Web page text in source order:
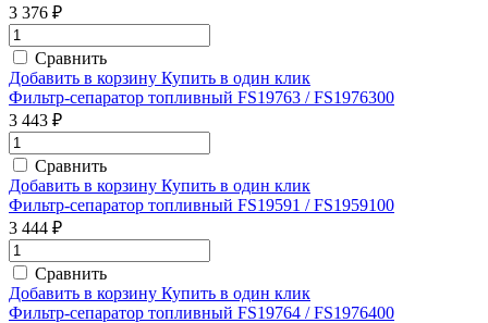
3 376 ₽
Сравнить
Добавить в корзину Купить в один клик
Фильтр-сепаратор топливный FS19763 / FS1976300
3 443 ₽
Сравнить
Добавить в корзину Купить в один клик
Фильтр-сепаратор топливный FS19591 / FS1959100
3 444 ₽
Сравнить
Добавить в корзину Купить в один клик
Фильтр-сепаратор топливный FS19764 / FS1976400